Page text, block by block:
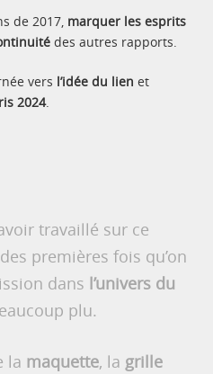
de 2017, marquer les esprits
des autres rapports.
vers l’idée du lien et
2024.
travaillé sur ce
premières fois qu’on
dans l’univers du
plu.
la maquette, la grille